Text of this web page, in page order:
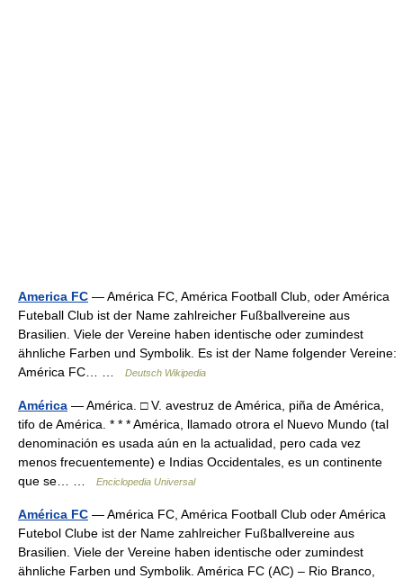
America FC — América FC, América Football Club, oder América
Futeball Club ist der Name zahlreicher Fußballvereine aus
Brasilien. Viele der Vereine haben identische oder zumindest
ähnliche Farben und Symbolik. Es ist der Name folgender Vereine:
América FC… …
Deutsch Wikipedia
América — América. □ V. avestruz de América, piña de América,
tifo de América. * * * América, llamado otrora el Nuevo Mundo (tal
denominación es usada aún en la actualidad, pero cada vez
menos frecuentemente) e Indias Occidentales, es un continente
que se… …
Enciclopedia Universal
América FC — América FC, América Football Club oder América
Futebol Clube ist der Name zahlreicher Fußballvereine aus
Brasilien. Viele der Vereine haben identische oder zumindest
ähnliche Farben und Symbolik. América FC (AC) – Rio Branco,